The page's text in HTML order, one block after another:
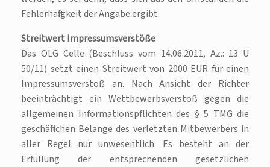
Fehlerhaftigkeit der Angabe ergibt.
Streitwert Impressumsverstöße
Das OLG Celle (Beschluss vom 14.06.2011, Az.: 13 U
50/11) setzt einen Streitwert von 2000 EUR für einen
Impressumsverstoß an. Nach Ansicht der Richter
beeinträchtigt ein Wettbewerbsverstoß gegen die
allgemeinen Informationspflichten des § 5 TMG die
geschäftlichen Belange des verletzten Mitbewerbers in
aller Regel nur unwesentlich. Es besteht an der
Erfüllung der entsprechenden gesetzlichen